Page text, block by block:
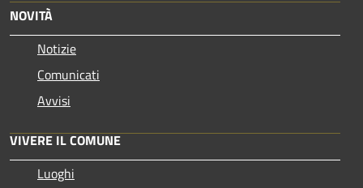
NOVITÀ
Notizie
Comunicati
Avvisi
VIVERE IL COMUNE
Luoghi